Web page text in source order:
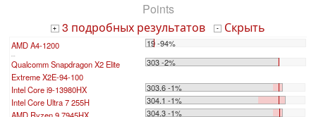
Points
+ 3 подробных результатов - Скрыть
AMD A4-1200 19 -94%
...
Qualcomm Snapdragon X2 Elite
Extreme X2E-94-100
303 -2%
Intel Core i9-13980HX
303.6 -1%
Intel Core Ultra 7 255H
304.1 -1%
304.3 -1%